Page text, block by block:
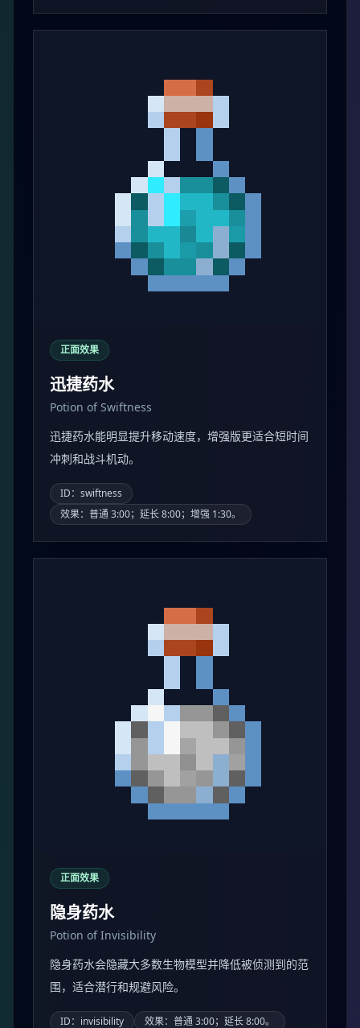
正面效果
迅捷药水
Potion of Swiftness
迅捷药水能明显提升移动速度，增强版更适合短时间
冲刺和战斗机动。
ID：swiftness
效果：普通 3:00；延长 8:00；增强 1:30。
正面效果
隐身药水
Potion of Invisibility
隐身药水会隐藏大多数生物模型并降低被侦测到的范
围，适合潜行和规避风险。
ID：invisibility 效果：普通 3:00；延长 8:00。